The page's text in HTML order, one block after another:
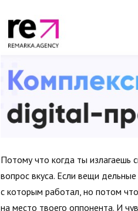
Потому что когда ты излагаешь
вопрос вкуса. Если вещи
с которым работал, но потом
на место твоего оппонента. И